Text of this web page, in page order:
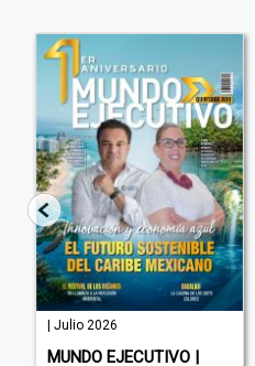
| Julio 2026
MUNDO EJECUTIVO |